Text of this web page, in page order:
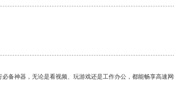
备神器，无论是看视频、玩游戏还是工作办公，都能畅享高速